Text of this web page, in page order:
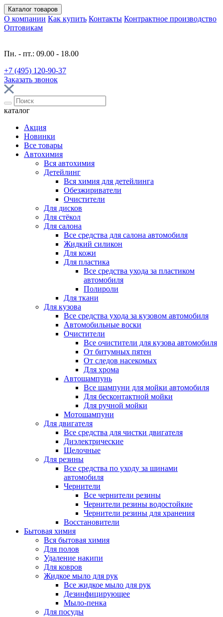
Каталог товаров
О компании Как купить Контакты Контрактное производство
Оптовикам
Пн. - пт.: 09.00 - 18.00
+7 (495) 120-90-37
Заказать звонок
каталог
Акция
Новинки
Все товары
Автохимия
Вся автохимия
Детейлинг
Вся химия для детейлинга
Обезжириватели
Очистители
Для дисков
Для стёкол
Для салона
Все средства для салона автомобиля
Жидкий силикон
Для кожи
Для пластика
Все средства ухода за пластиком
автомобиля
Полироли
Для ткани
Для кузова
Все средства ухода за кузовом автомобиля
Автомобильные воски
Очистители
Все очистители для кузова автомобиля
От битумных пятен
От следов насекомых
Для хрома
Автошампунь
Все шампуни для мойки автомобиля
Для бесконтактной мойки
Для ручной мойки
Мотошампуни
Для двигателя
Все средства для чистки двигателя
Диэлектрические
Щелочные
Для резины
Все средства по уходу за шинами
автомобиля
Чернители
Все чернители резины
Чернители резины водостойкие
Чернители резины для хранения
Восстановители
Бытовая химия
Вся бытовая химия
Для полов
Удаление накипи
Для ковров
Жидкое мыло для рук
Все жидкое мыло для рук
Дезинфицирующее
Мыло-пенка
Для посуды